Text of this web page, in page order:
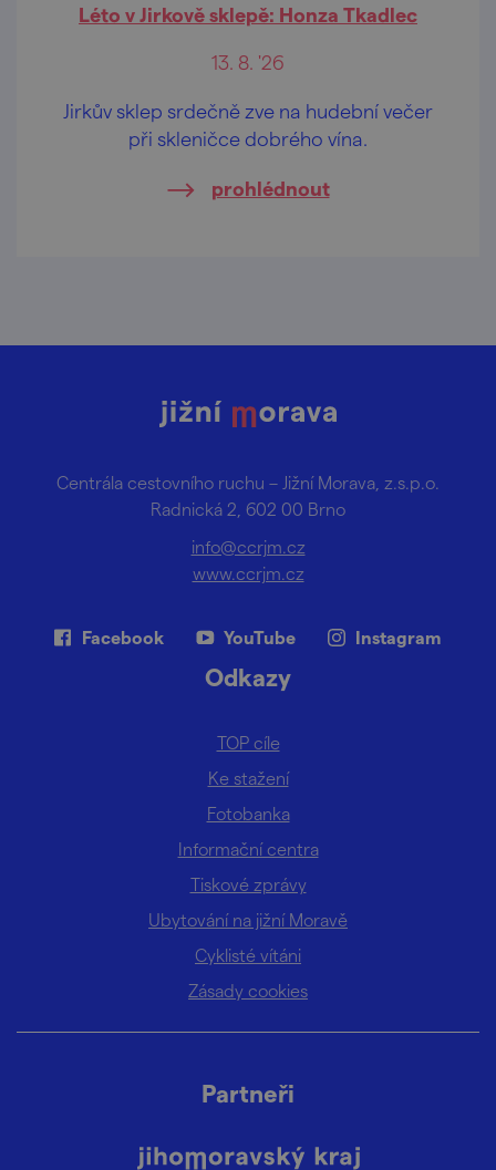
Léto v Jirkově sklepě: Honza Tkadlec
13. 8. '26
Jirkův sklep srdečně zve na hudební večer
při skleničce dobrého vína.
prohlédnout
Centrála cestovního ruchu – Jižní Morava, z.s.p.o.
Radnická 2, 602 00 Brno
info@ccrjm.cz
www.ccrjm.cz
Facebook YouTube Instagram
Odkazy
TOP cíle
Ke stažení
Fotobanka
Informační centra
Tiskové zprávy
Ubytování na jižní Moravě
Cyklisté vítáni
Zásady cookies
Partneři